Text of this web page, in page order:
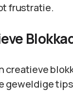
frustratie.
creatieve
geweldige